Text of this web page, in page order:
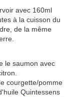
avec 160ml
à la cuisson du
de la même
le saumon avec
courgette/pomme
Quintessens